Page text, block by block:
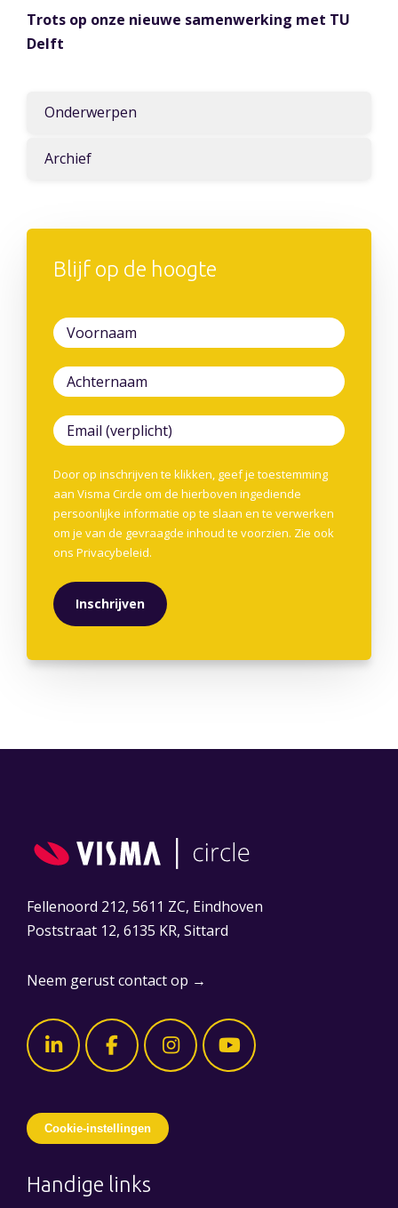
Trots op onze nieuwe samenwerking met TU
Delft
Onderwerpen
Archief
Blijf op de hoogte
Door op inschrijven te klikken, geef je toestemming
aan Visma Circle om de hierboven ingediende
persoonlijke informatie op te slaan en te verwerken
om je van de gevraagde inhoud te voorzien. Zie ook
ons Privacybeleid.
Fellenoord 212, 5611 ZC, Eindhoven
Poststraat 12, 6135 KR, Sittard
Neem gerust contact op →
Cookie-instellingen
Handige links